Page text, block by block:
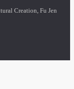
Creation, Fu Jen